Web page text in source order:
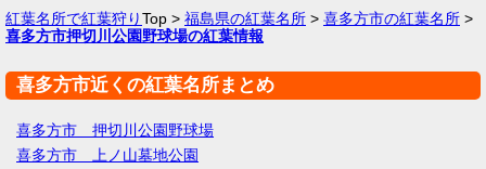
紅葉名所で紅葉狩りTop > 福島県の紅葉名所 > 喜多方市の紅葉名所 >
喜多方市押切川公園野球場の紅葉情報
喜多方市近くの紅葉名所まとめ
喜多方市 押切川公園野球場
喜多方市 上ノ山墓地公園